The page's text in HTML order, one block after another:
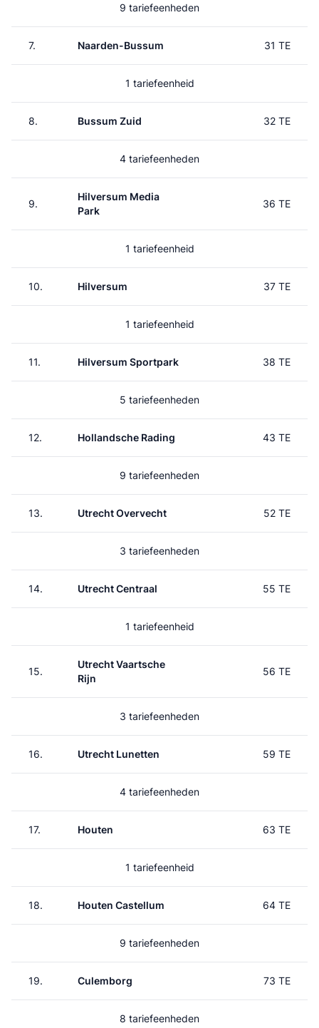
9 tariefeenheden
7. Naarden-Bussum 31 TE
1 tariefeenheid
8. Bussum Zuid 32 TE
4 tariefeenheden
9.
Hilversum Media
Park
36 TE
1 tariefeenheid
10. Hilversum 37 TE
1 tariefeenheid
11. Hilversum Sportpark 38 TE
5 tariefeenheden
12. Hollandsche Rading 43 TE
9 tariefeenheden
13. Utrecht Overvecht 52 TE
3 tariefeenheden
14. Utrecht Centraal 55 TE
1 tariefeenheid
15.
Utrecht Vaartsche
Rijn
56 TE
3 tariefeenheden
16. Utrecht Lunetten 59 TE
4 tariefeenheden
17. Houten 63 TE
1 tariefeenheid
18. Houten Castellum 64 TE
9 tariefeenheden
19. Culemborg 73 TE
8 tariefeenheden